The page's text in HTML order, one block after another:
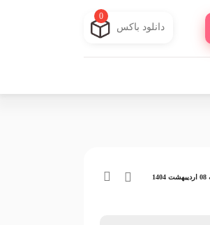
دانلود باکس
0